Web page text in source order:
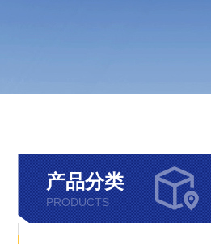
产品分类
PRODUCTS